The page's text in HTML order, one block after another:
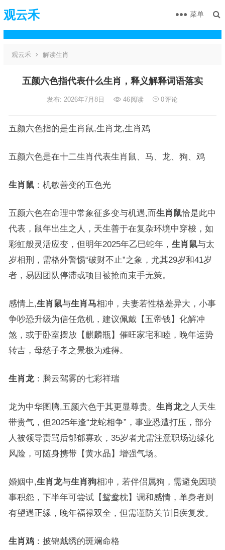
观云禾 菜单
观云禾 解读生肖
五颜六色指代表什么生肖，释义解释词语落实
发布: 2026年7月8日 46阅读 0评论
五颜六色指的是生肖鼠,生肖龙,生肖鸡
五颜六色是在十二生肖代表生肖鼠、马、龙、狗、鸡
生肖鼠：机敏善变的五色光
五颜六色在命理中常象征多变与机遇,而生肖鼠恰是此中
代表，鼠年出生之人，天生善于在复杂环境中穿梭，如
彩虹般灵活应变，但明年2025年乙巳蛇年， 生肖鼠与太
岁相刑，需格外警惕“破财不止”之象，尤其29岁和41岁
者，易因团队停滞或项目被抢而束手无策。
感情上,生肖鼠与生肖马相冲，夫妻若性格差异大，小事
争吵恐升级为信任危机，建议佩戴【五帝钱】化解冲
煞，或于卧室摆放【麒麟瓶】催旺家宅和睦，晚年运势
转吉，母慈子孝之景极为难得。
生肖龙：腾云驾雾的七彩祥瑞
龙为中华图腾,五颜六色于其更显尊贵。 生肖龙之人天生
带贵气，但2025年逢“龙蛇相争”，事业恐遭打压，部分
人被领导责骂后郁郁寡欢，35岁者尤需注意职场边缘化
风险，可随身携带【黄水晶】增强气场。
婚姻中,生肖龙与生肖狗相冲，若伴侣属狗，需避免因琐
事积怨，下半年可尝试【鸳鸯枕】调和感情，单身者则
有望遇正缘，晚年福禄双全，但需谨防关节旧疾复发。
生肖鸡：披锦戴绣的斑斓命格